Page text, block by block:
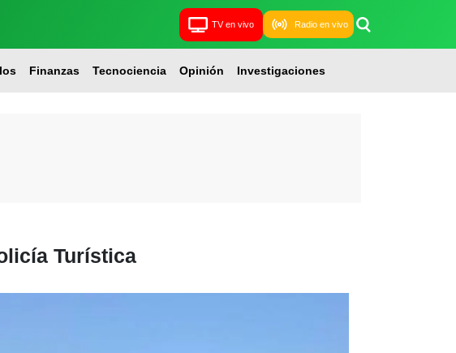
TV en vivo Radio en vivo
Finanzas Tecnociencia Opinión Investigaciones
Turística